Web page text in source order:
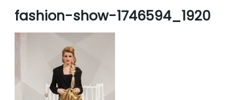
fashion-show-1746594_1920